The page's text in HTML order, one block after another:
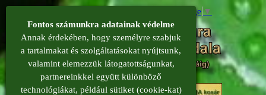
Select Language ▼
menü
Fontos számunkra adatainak védelme
Annak érdekében, hogy személyre szabjuk
a tartalmakat és szolgáltatásokat nyújtsunk,
valamint elemezzük látogatottságunkat,
partnereinkkel együtt különböző
technológiákat, például sütiket (cookie-kat)